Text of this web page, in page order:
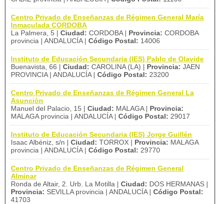
Centro Privado de Enseñanzas de Régimen General María
Inmaculada CORDOBA
La Palmera, 5 | Ciudad: CORDOBA | Provincia: CORDOBA
provincia | ANDALUCÍA | Código Postal: 14006
Instituto de Educación Secundaria (IES) Pablo de Olavide
Buenavista, 66 | Ciudad: CAROLINA (LA) | Provincia: JAEN
PROVINCIA | ANDALUCÍA | Código Postal: 23200
Centro Privado de Enseñanzas de Régimen General La
Asunción
Manuel del Palacio, 15 | Ciudad: MALAGA | Provincia:
MALAGA provincia | ANDALUCÍA | Código Postal: 29017
Instituto de Educación Secundaria (IES) Jorge Guillén
Isaac Albéniz, s/n | Ciudad: TORROX | Provincia: MALAGA
provincia | ANDALUCÍA | Código Postal: 29770
Centro Privado de Enseñanzas de Régimen General
Alminar
Ronda de Altair, 2. Urb. La Motilla | Ciudad: DOS HERMANAS |
Provincia: SEVILLA provincia | ANDALUCÍA | Código Postal:
41703